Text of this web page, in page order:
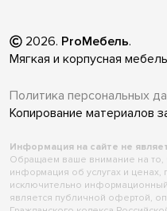
2026. ProМебель.
Мягкая и корпусная мебель
Политика персональных
Копирование материалов
Информация на сайте не
Обращаем ваше внимание на то,
информация об услугах и ценах,
исключительно информационный
является публичной офертой,